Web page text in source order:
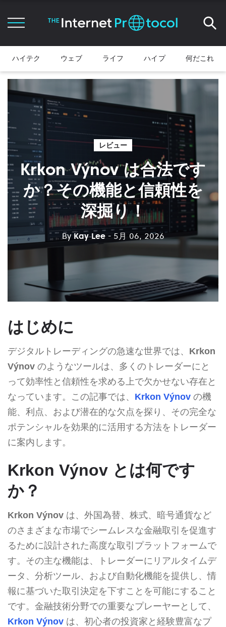
ハイテク ウェブ ライフ ハイプ 何だこれ
レビュー
Krkon Výnov は合法です
か？その機能と信頼性を
深掘り！
ByKay Lee - 5月 06, 2026
はじめに
デジタルトレーディングの急速な世界では、 Krkon
Výnov のようなツールは、多くのトレーダーにと
って効率性と信頼性を求める上で欠かせない存在と
なっています。この記事では、 Krkon Výnov の機
能、利点、および潜在的な欠点を探り、その完全な
ポテンシャルを効果的に活用する方法をトレーダー
に案内します。
Krkon Výnov とは何です
か？
Krkon Výnov は、外国為替、株式、暗号通貨など
のさまざまな市場でシームレスな金融取引を促進す
るために設計された高度な取引プラットフォームで
す。その主な機能は、トレーダーにリアルタイムデ
ータ、分析ツール、および自動化機能を提供し、情
報に基づいた取引決定を下すことを可能にすること
です。金融技術分野での重要なプレーヤーとして、
Krkon Výnov は、初心者の投資家と経験豊富なプ